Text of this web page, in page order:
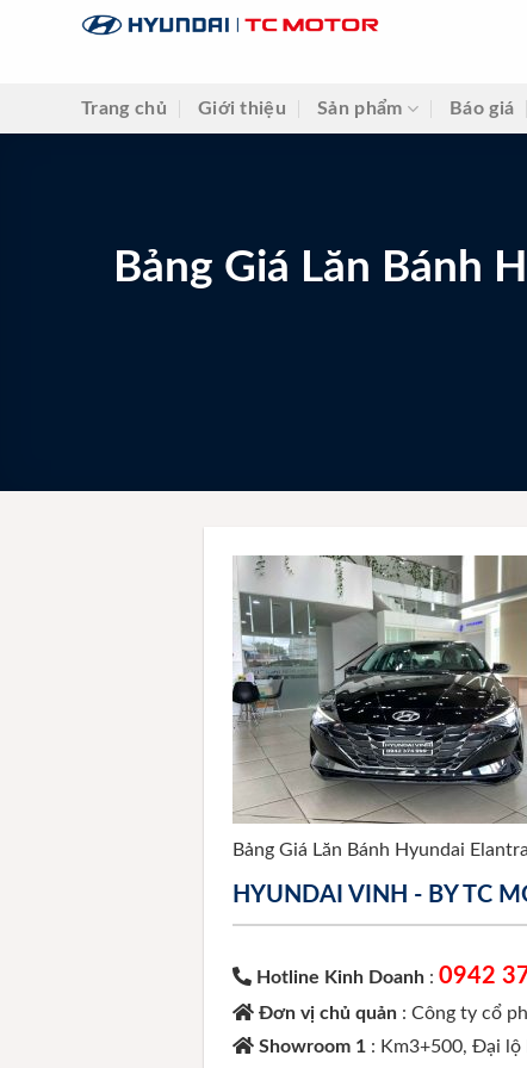
Trang chủ Giới thiệu Sản phẩm Báo giá
Bảng Giá Lăn Bánh
Bảng Giá Lăn Bánh Hyundai
HYUNDAI VINH - BY TC
Hotline Kinh Doanh :0942
Đơn vị chủ quản : Công ty cổ
Showroom 1 : Km3+500, Đại lộ